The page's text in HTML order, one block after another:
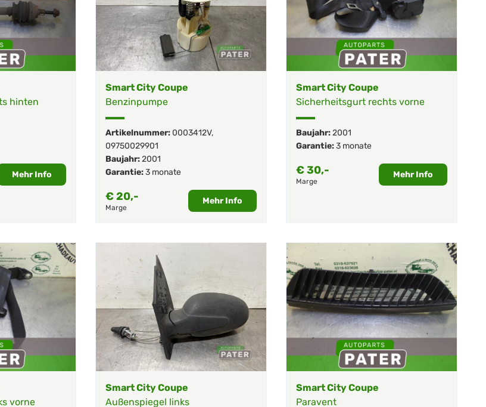
hinten
Mehr Info
Smart City Coupe
Benzinpumpe
Artikelnummer:0003412V,
09750029901
Baujahr:2001
Garantie:3 monate
€20,-
Marge
Mehr Info
Smart City Coupe
Sicherheitsgurt rechts vorne
Baujahr:2001
Garantie:3 monate
€30,-
Marge
Mehr Info
vorne
Smart City Coupe
Außenspiegel links
Smart City Coupe
Paravent